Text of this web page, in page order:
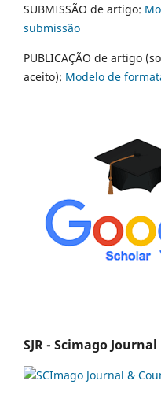
SUBMISSÃO de artigo:
submissão
PUBLICAÇÃO de artigo
aceito): Modelo de
SJR - Scimago Journal